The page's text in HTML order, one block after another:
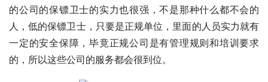
的公司的保镖卫士的实力也很强，不是那种什么都不会的
人，低的保镖卫士，只要是正规单位，里面的人员实力就有
一定的安全保障，毕竟正规公司是有管理规则和培训要求
的，所以这些公司的服务都会很到位。